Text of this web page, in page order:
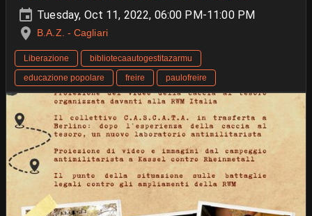
Tuesday, Oct 11, 2022, 06:00 PM-11:00 PM
B.A.Z. - Cagliari
Liberazione
bibliotecaautogestitazarmu
educazione popolare
freire paulofreire